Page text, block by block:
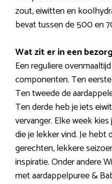
zout, eiwitten en
bevat tussen de 500 en
Wat zit er in een
Een reguliere
componenten. Ten
Ten tweede de
Ten derde heb je iets
vervanger. Elke week
die je lekker vind. Je
gerechten, lekkere
inspiratie. Onder andere
met aardappelpuree &